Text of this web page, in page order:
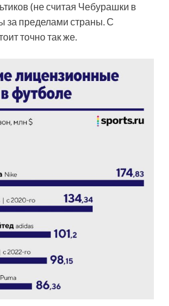
(не считая Чебурашки в
за пределами страны. С
точно так же.